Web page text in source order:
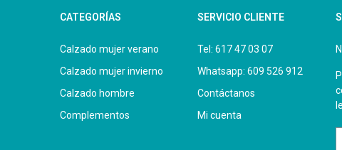
CATEGORÍAS
Calzado mujer verano
Calzado mujer invierno
Calzado hombre
Complementos
SERVICIO CLIENTE
Tel: 617 47 03 07
Whatsapp: 609 526 912
Contáctanos
Mi cuenta